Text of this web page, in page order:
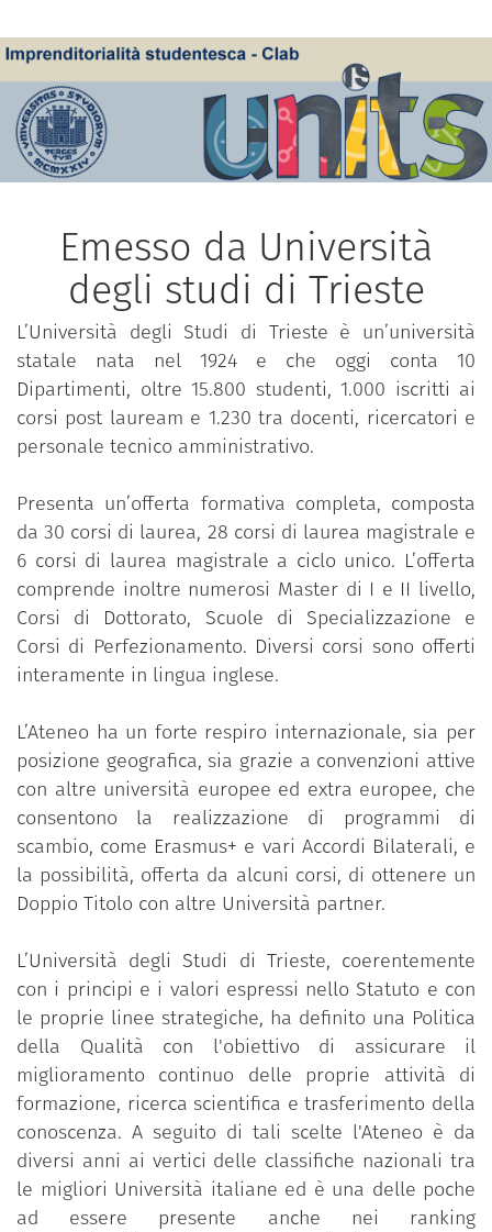
Emesso da Università
degli studi di Trieste
L’Università degli Studi di Trieste è un’università
statale nata nel 1924 e che oggi conta 10
Dipartimenti, oltre 15.800 studenti, 1.000 iscritti ai
corsi post lauream e 1.230 tra docenti, ricercatori e
personale tecnico amministrativo.
Presenta un’offerta formativa completa, composta
da 30 corsi di laurea, 28 corsi di laurea magistrale e
6 corsi di laurea magistrale a ciclo unico. L’offerta
comprende inoltre numerosi Master di I e II livello,
Corsi di Dottorato, Scuole di Specializzazione e
Corsi di Perfezionamento. Diversi corsi sono offerti
interamente in lingua inglese.
L’Ateneo ha un forte respiro internazionale, sia per
posizione geografica, sia grazie a convenzioni attive
con altre università europee ed extra europee, che
consentono la realizzazione di programmi di
scambio, come Erasmus+ e vari Accordi Bilaterali, e
la possibilità, offerta da alcuni corsi, di ottenere un
Doppio Titolo con altre Università partner.
L’Università degli Studi di Trieste, coerentemente
con i principi e i valori espressi nello Statuto e con
le proprie linee strategiche, ha definito una Politica
della Qualità con l'obiettivo di assicurare il
miglioramento continuo delle proprie attività di
formazione, ricerca scientifica e trasferimento della
conoscenza. A seguito di tali scelte l'Ateneo è da
diversi anni ai vertici delle classifiche nazionali tra
le migliori Università italiane ed è una delle poche
ad essere presente anche nei ranking